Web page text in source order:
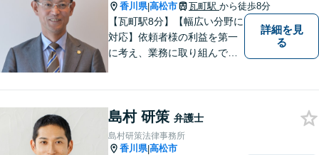
香川県|高松市 瓦町駅 から徒歩8分
【瓦町駅8分】【幅広い分野に
対応】依頼者様の利益を第一
に考え、業務に取り組んでお
事件・交通事故・不動産問題
など幅広く対応。即日対応も
可能。まずはお気軽にご相談
詳細を見
る
島村 研策 弁護士
島村研策法律事務所
香川県|高松市